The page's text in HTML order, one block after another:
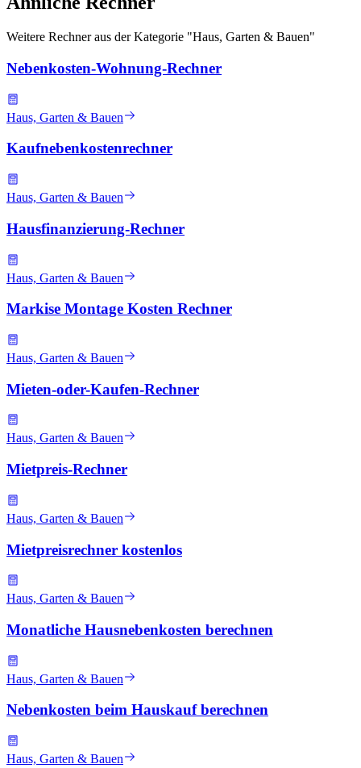
Weitere Rechner aus der Kategorie "Haus, Garten & Bauen"
Nebenkosten-Wohnung-Rechner
Haus, Garten & Bauen
Kaufnebenkostenrechner
Haus, Garten & Bauen
Hausfinanzierung-Rechner
Haus, Garten & Bauen
Markise Montage Kosten Rechner
Haus, Garten & Bauen
Mieten-oder-Kaufen-Rechner
Haus, Garten & Bauen
Mietpreis-Rechner
Haus, Garten & Bauen
Mietpreisrechner kostenlos
Haus, Garten & Bauen
Monatliche Hausnebenkosten berechnen
Haus, Garten & Bauen
Nebenkosten beim Hauskauf berechnen
Haus, Garten & Bauen